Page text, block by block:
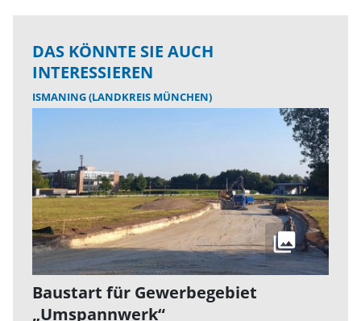
DAS KÖNNTE SIE AUCH
INTERESSIEREN
ISMANING (LANDKREIS MÜNCHEN)
Baustart für Gewerbegebiet
„Umspannwerk“